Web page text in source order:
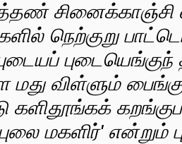
சினைக்காஞ்சி
நெற்குறு
மது விள்ளும்
மகளிர்' என்றும்